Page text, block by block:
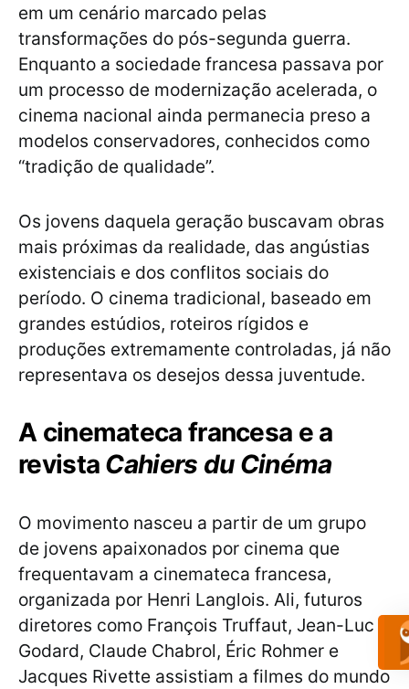
em um cenário marcado pelas
transformações do pós-segunda guerra.
Enquanto a sociedade francesa passava por
um processo de modernização acelerada, o
cinema nacional ainda permanecia preso a
modelos conservadores, conhecidos como
“tradição de qualidade”.
Os jovens daquela geração buscavam obras
mais próximas da realidade, das angústias
existenciais e dos conflitos sociais do
período. O cinema tradicional, baseado em
grandes estúdios, roteiros rígidos e
produções extremamente controladas, já não
representava os desejos dessa juventude.
A cinemateca francesa e a
revista Cahiers du Cinéma
O movimento nasceu a partir de um grupo
de jovens apaixonados por cinema que
frequentavam a cinemateca francesa,
organizada por Henri Langlois. Ali, futuros
diretores como François Truffaut, Jean-Luc
Godard, Claude Chabrol, Éric Rohmer e
Jacques Rivette assistiam a filmes do mundo